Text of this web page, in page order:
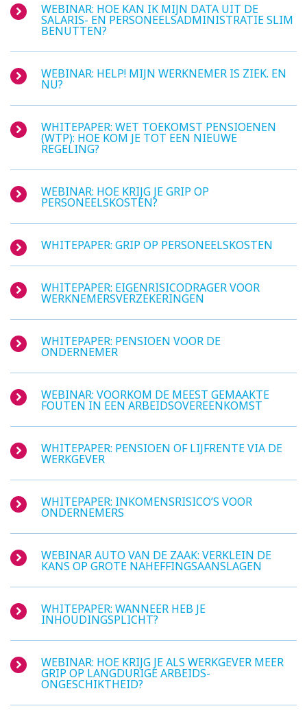
WEBINAR: HOE KAN IK MIJN DATA UIT DE
SALARIS- EN PERSONEELS­ADMINISTRATIE SLIM
BENUTTEN?
WEBINAR: HELP! MIJN WERKNEMER IS ZIEK. EN
NU?
WHITEPAPER: WET TOEKOMST PENSIOENEN
(WTP): HOE KOM JE TOT EEN NIEUWE
REGELING?
WEBINAR: HOE KRIJG JE GRIP OP
PERSONEELSKOSTEN?
WHITEPAPER: GRIP OP PERSONEELSKOSTEN
WHITEPAPER: EIGENRISICODRAGER VOOR
WERKNEMERSVERZEKERINGEN
WHITEPAPER: PENSIOEN VOOR DE
ONDERNEMER
WEBINAR: VOORKOM DE MEEST GEMAAKTE
FOUTEN IN EEN ARBEIDSOVEREENKOMST
WHITEPAPER: PENSIOEN OF LIJFRENTE VIA DE
WERKGEVER
WHITEPAPER: INKOMENSRISICO’S VOOR
ONDERNEMERS
WEBINAR AUTO VAN DE ZAAK: VERKLEIN DE
KANS OP GROTE NAHEFFINGSAANSLAGEN
WHITEPAPER: WANNEER HEB JE
INHOUDINGSPLICHT?
WEBINAR: HOE KRIJG JE ALS WERKGEVER MEER
GRIP OP LANGDURIGE ARBEIDS­
ONGESCHIKTHEID?